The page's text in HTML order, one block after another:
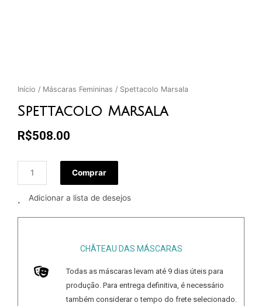
Início / Máscaras Femininas / Spettacolo Marsala
Spettacolo Marsala
R$508.00
Comprar
Adicionar a lista de desejos
CHÂTEAU DAS MÁSCARAS
Todas as máscaras levam até 9 dias úteis para
produção. Para entrega definitiva, é necessário
também considerar o tempo do frete selecionado.